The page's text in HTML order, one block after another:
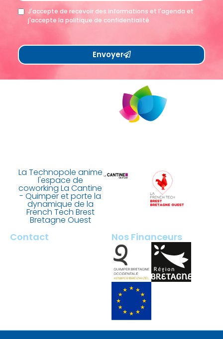
J'accepte de recevoir des informations et l'agenda et
j'accepte la politique de confidentialité
Envoyer
La Technopole anime
l'espace de
coworking La Cantine
- Quimper et porte la
dynamique de la
French Tech Brest
Bretagne Ouest
Contact Nos Financeurs